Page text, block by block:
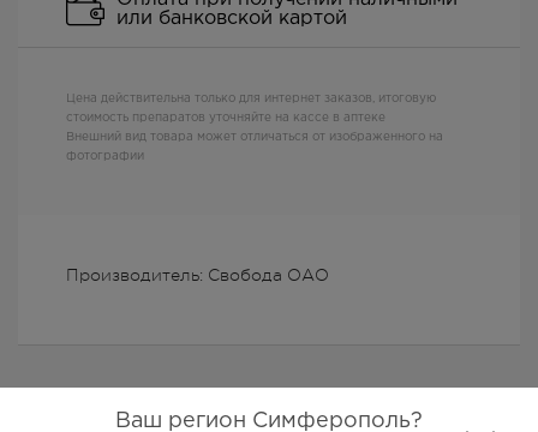
Ваш регион Симферополь?
Производитель: Свобода ОАО
или банковской картой
Цена действительна только для интернет заказов, итоговую
стоимость препаратов уточняйте на кассе в аптеке
Внешний вид товара может отличаться от изображенного на
фотографии